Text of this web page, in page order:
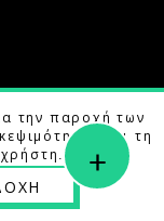
BYB LABS
την παροχή των
και τη
χρήστη. Μάθετε
+